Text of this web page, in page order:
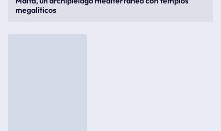
megalíticos